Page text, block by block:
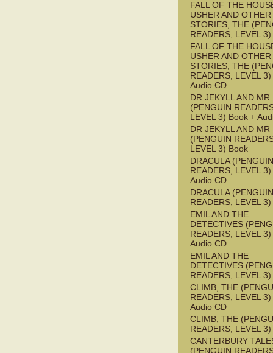
FALL OF THE
USHER AND OTHER
STORIES, THE
READERS, LEVEL
FALL OF THE
USHER AND OTHER
STORIES, THE
READERS, LEVEL
Audio CD
DR JEKYLL AND MR
(PENGUIN
LEVEL 3) Book +
DR JEKYLL AND MR
(PENGUIN
LEVEL 3) Book
DRACULA (PENGUIN
READERS, LEVEL
Audio CD
DRACULA (PENGUIN
READERS, LEVEL
EMIL AND THE
DETECTIVES
READERS, LEVEL
Audio CD
EMIL AND THE
DETECTIVES
READERS, LEVEL
CLIMB, THE
READERS, LEVEL
Audio CD
CLIMB, THE
READERS, LEVEL
CANTERBURY
(PENGUIN